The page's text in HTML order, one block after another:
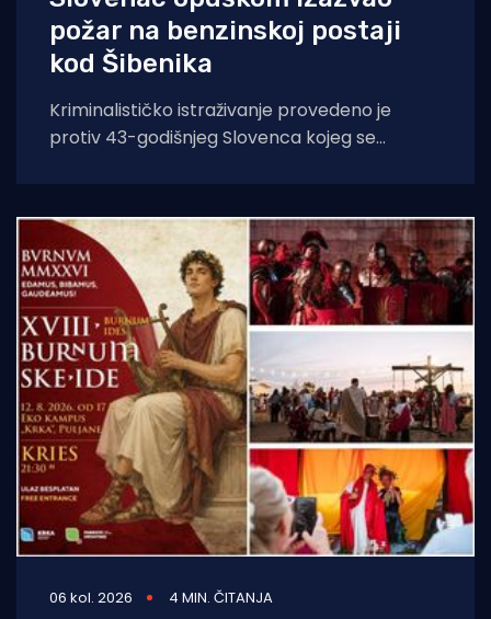
požar na benzinskoj postaji
kod Šibenika
Kriminalističko istraživanje provedeno je
protiv 43-godišnjeg Slovenca kojeg se
06 kol. 2026 4 MIN. ČITANJA